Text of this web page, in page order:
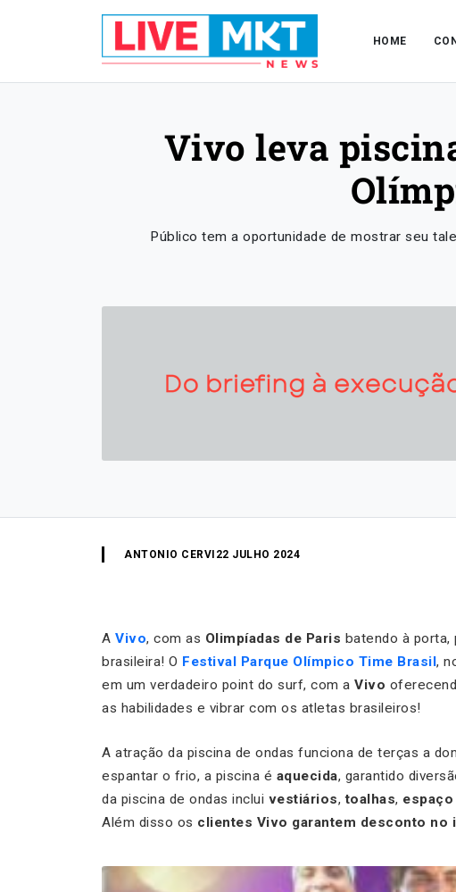
HOME
Vivo leva
Público tem a oportunidade de mostrar seu
ANTONIO CERVI 22 JULHO 2024
A Vivo, com as Olimpíadas de Paris batendo à porta,
brasileira! O Festival Parque Olímpico Time Brasil,
em um verdadeiro point do surf, com a Vivo
as habilidades e vibrar com os atletas brasileiros!
A atração da piscina de ondas funciona de terças a
espantar o frio, a piscina é aquecida, garantido
da piscina de ondas inclui vestiários,toalhas,
Além disso os clientes Vivo garantem desconto no